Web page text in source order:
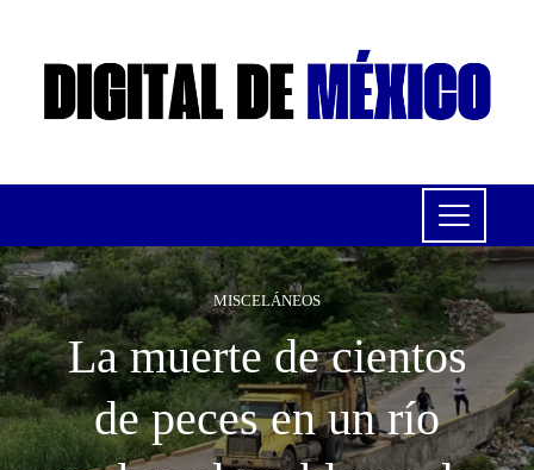
MISCELÁNEOS
La muerte de cientos
de peces en un río